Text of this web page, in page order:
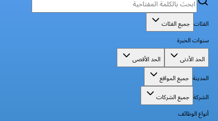
الفئات جميع الفئات
سنوات الخبرة
الحد الأدنى
الحد الأقصى
المدينة جميع المواقع
الشركة جميع الشركات
أنواع الوظائف